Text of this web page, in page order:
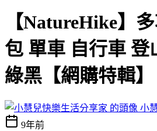
【NatureHike】
包 單車 自行車 登
綠黑【網購特輯】
小
9年前